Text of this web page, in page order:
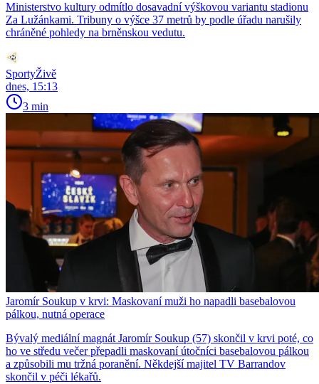
Ministerstvo kultury odmítlo dosavadní výškovou variantu stadionu
Za Lužánkami. Tribuny o výšce 37 metrů by podle úřadu narušily
chráněné pohledy na brněnskou vedutu.
SportyŽivě
dnes, 15:13
3 min
Jaromír Soukup v krvi: Maskovaní muži ho napadli basebalovou
pálkou, nutná operace
Bývalý mediální magnát Jaromír Soukup (57) skončil v krvi poté, co
ho ve středu večer přepadli maskovaní útočníci basebalovou pálkou
a způsobili mu tržná poranění. Někdejší majitel TV Barrandov
skončil v péči lékařů.